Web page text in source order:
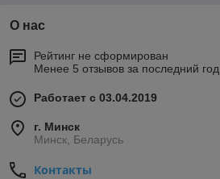
О нас
Рейтинг не сформирован
Менее 5 отзывов за последний год
Работает с 03.04.2019
г. Минск
Минск, Беларусь
Контакты